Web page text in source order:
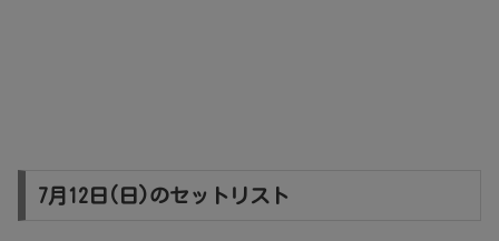
7月12日(日)のセットリスト